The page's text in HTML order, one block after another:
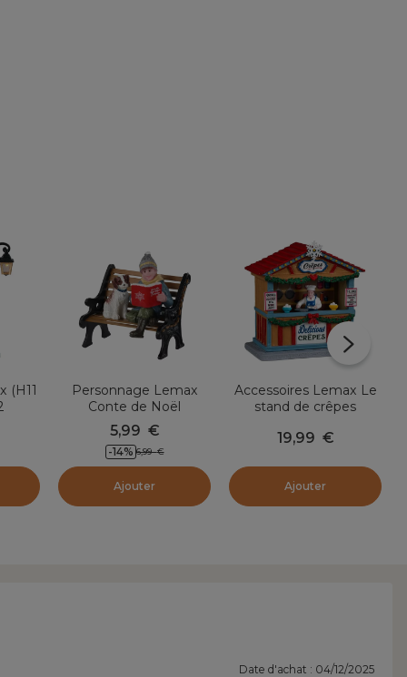
(H11
Personnage Lemax
Conte de Noël
5,99 €
-14% 6,99 €
Ajouter
Accessoires Lemax Le
stand de crêpes
19,99 €
Ajouter
Date d'achat : 04/12/2025